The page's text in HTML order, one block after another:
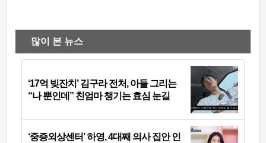
많이 본 뉴스
‘17억 빚잔치’ 김구라 전처, 아들 그리는
“나 뿐인데” 친엄마 챙기는 효심 눈길
‘중증외상센터’ 하영, 4대째 의사 집안 인